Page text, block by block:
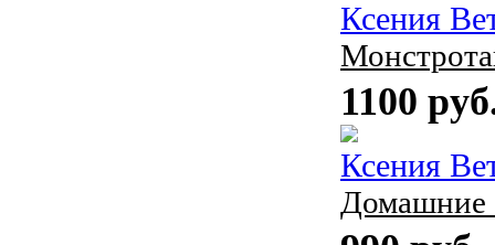
Ксения
1100
Ксения
Домашние